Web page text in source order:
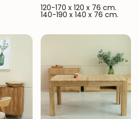
120-170 x 120 x 76 cm.
140-190 x 140 x 76 cm.